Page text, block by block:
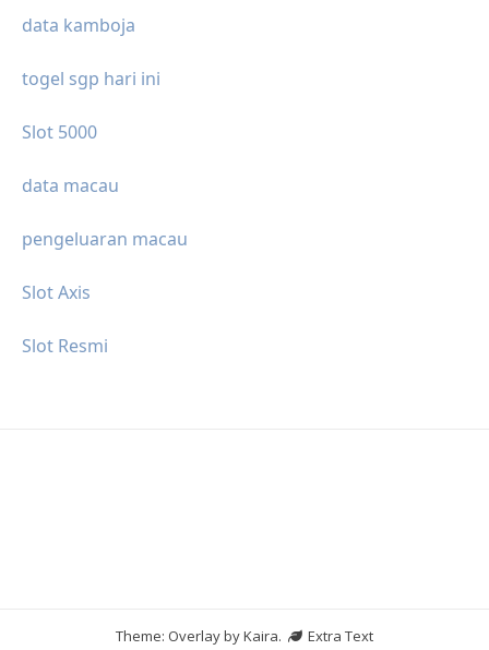
data kamboja
togel sgp hari ini
Slot 5000
data macau
pengeluaran macau
Slot Axis
Slot Resmi
Theme: Overlay byKaira.
Extra Text